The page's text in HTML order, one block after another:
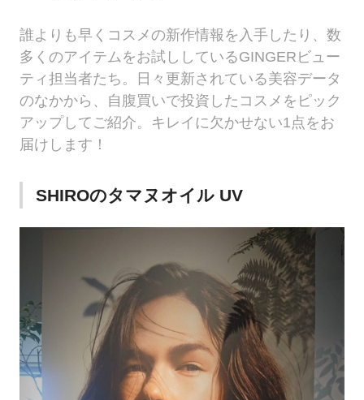
誰よりも早くコスメの新作情報を入手したり、数
多くのアイテムをお試ししているGINGERビュー
ティ担当者たち。日々更新されている美容データ
のなかから、自腹買いで投資したコスメをピック
アップしてご紹介。キレイに欠かせない1点をお
届けします！
SHIROのタマヌオイル UV